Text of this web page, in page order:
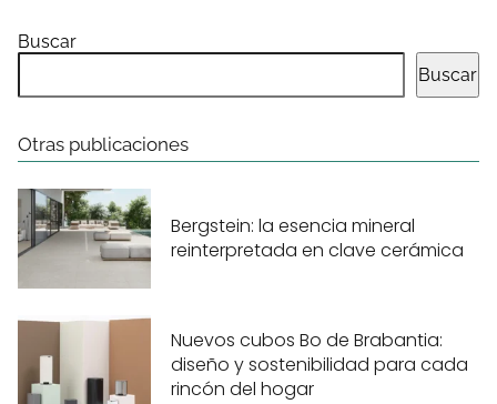
Buscar
Buscar
Otras publicaciones
Bergstein: la esencia mineral
reinterpretada en clave cerámica
Nuevos cubos Bo de Brabantia:
diseño y sostenibilidad para cada
rincón del hogar